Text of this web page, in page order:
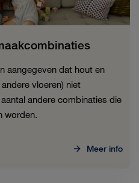
aangegeven dat hout en
vloeren) niet
andere combinaties die
worden.
Meer info